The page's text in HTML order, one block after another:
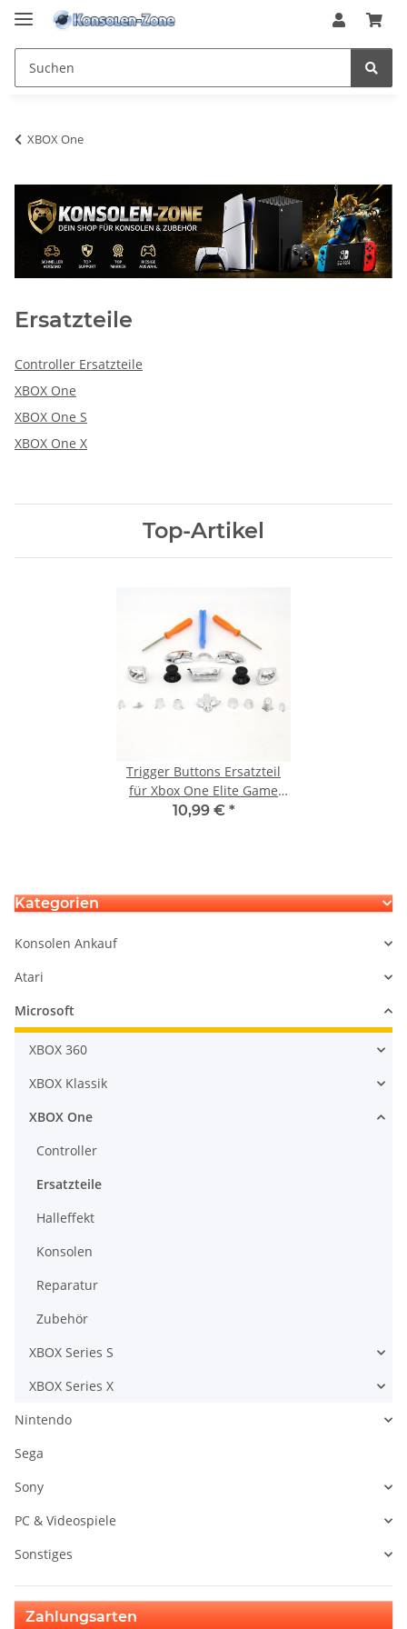
XBOX One
Ersatzteile
Controller Ersatzteile
XBOX One
XBOX One S
XBOX One X
Top-Artikel
Trigger Buttons Ersatzteil
für Xbox One Elite Game
Controller Silber
10,99 € *
Kategorien
Konsolen Ankauf
Atari
Microsoft
XBOX 360
XBOX Klassik
XBOX One
Controller
Ersatzteile
Halleffekt
Konsolen
Reparatur
Zubehör
XBOX Series S
XBOX Series X
Nintendo
Sega
Sony
PC & Videospiele
Sonstiges
Zahlungsarten